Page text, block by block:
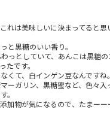
れは美味しいに決まってると思
と黒糖のいい香り。
っとしていて、あんこは黒糖の
たです。
くて、白インゲン豆なんですね。
ーガリン、黒糖蜜など、色々入
。
加物が気になるので、たまー